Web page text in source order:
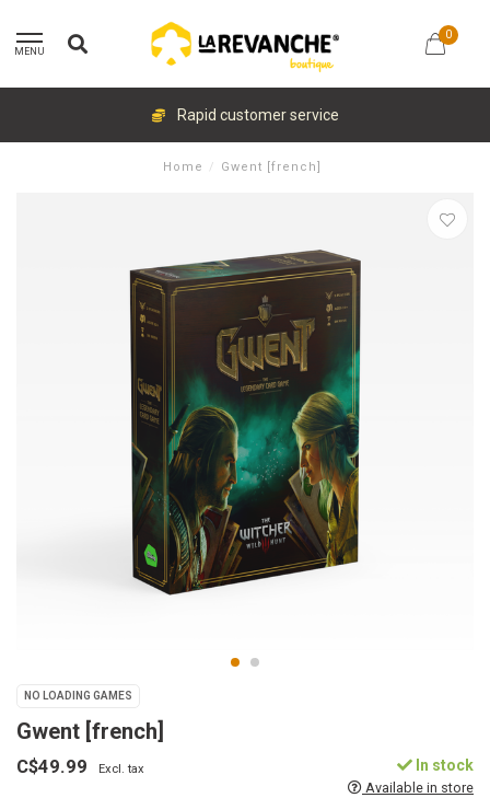
MENU
0
Rapid customer service
Home / Gwent [french]
NO LOADING GAMES
Gwent [french]
C$49.99 Excl. tax In stock
Available in store